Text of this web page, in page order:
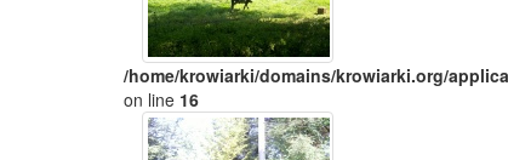
/home/krowiarki/domains/krowiarki.org/
on line 16